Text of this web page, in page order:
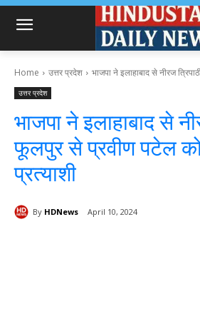
Home उत्तर प्रदेश भाजपा ने इलाहाबाद से नीरज
उत्तर प्रदेश
भाजपा ने इलाहाबाद से
फूलपुर से प्रवीण पटेल को
प्रत्याशी
By HDNews April 10, 2024